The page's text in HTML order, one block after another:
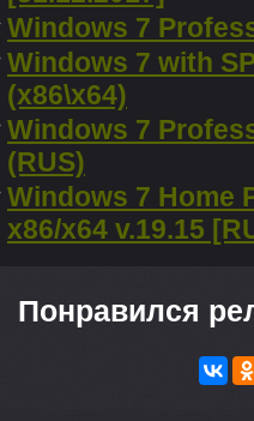
Windows 7
Windows 7 with
(x86\x64)
Windows 7
(RUS)
Windows 7 Home
х86/x64 v.19.15
Понравился